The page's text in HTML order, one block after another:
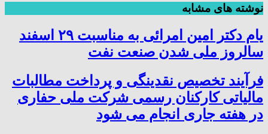
نوشته های مشابه
یام دکتر امین امرائی به مناسبت ۲۹ اسفند
سالروز ملی شدن صنعت نفت
فرآیند تخصیص نقدینگی و پرداخت مطالبات
مالیاتی کارکنان رسمی شرکت ملی حفاری
در هفته جاری انجام می شود